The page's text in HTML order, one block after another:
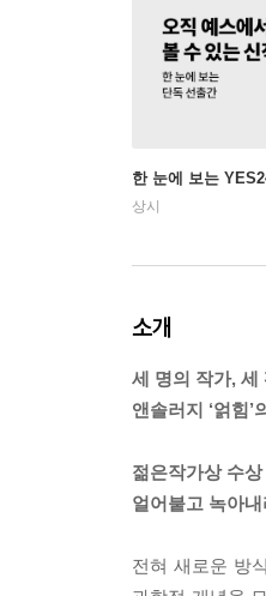
한 눈에 보는
상시
소개
세 명의 작가, 세
앤솔러지 ‘얽힘
젊은작가상 수
얼어붙고 녹아
전혀 새로운 방